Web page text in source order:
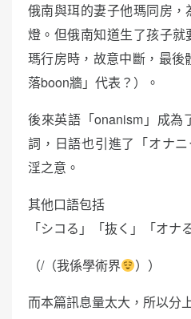
俄南與珥的妻子他瑪同房
燈。但俄南知道生了孩子
瑪行房時，故意中斷，最後
落boon牆」代表？）。
後來英語「onanism」成為
詞，日語也引進了「オナ
淫之意。
其他口語包括
「シコる」「抜く」「オナ
（/（我係學術界
））
而本篇訊息量太大，所以分